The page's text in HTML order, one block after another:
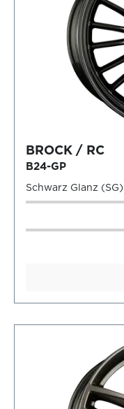
BROCK / RC
B24-GP
Schwarz Glanz (SG)